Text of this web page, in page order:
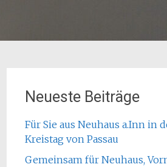
Neueste Beiträge
Für Sie aus Neuhaus a.Inn in
Kreistag von Passau
Gemeinsam für Neuhaus,